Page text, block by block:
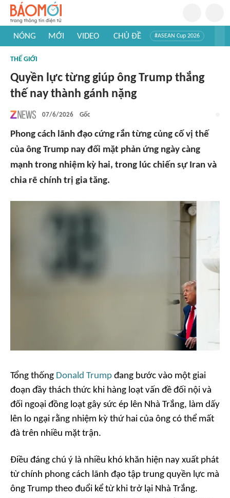
NÓNG MỚI VIDEO CHỦ ĐỀ #ASEAN Cup 2026
#Khám phá thế giới
THẾ GIỚI
Quyền lực từng giúp ông Trump thắng
thế nay thành gánh nặng
07/6/2026 Gốc
Phong cách lãnh đạo cứng rắn từng củng cố vị thế
của ông Trump nay đối mặt phản ứng ngày càng
mạnh trong nhiệm kỳ hai, trong lúc chiến sự Iran và
chia rẽ chính trị gia tăng.
Tổng thống Donald Trump đang bước vào một giai
đoạn đầy thách thức khi hàng loạt vấn đề đối nội và
đối ngoại đồng loạt gây sức ép lên Nhà Trắng, làm dấy
lên lo ngại rằng nhiệm kỳ thứ hai của ông có thể mất
đà trên nhiều mặt trận.
Điều đáng chú ý là nhiều khó khăn hiện nay xuất phát
từ chính phong cách lãnh đạo tập trung quyền lực mà
ông Trump theo đuổi kể từ khi trở lại Nhà Trắng.